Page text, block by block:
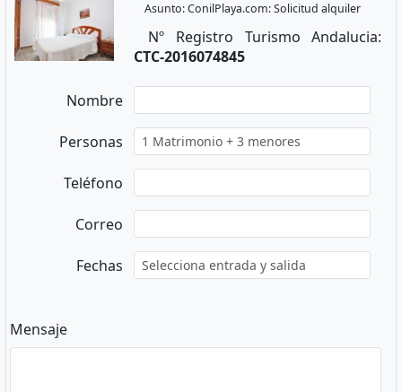
Asunto: ConilPlaya.com: Solicitud alquiler
Nº Registro Turismo Andalucia:
CTC-2016074845
Nombre
Personas
Teléfono
Correo
Fechas
Mensaje